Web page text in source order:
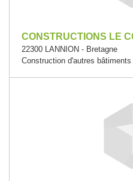
CONSTRUCTIONS LE
22300 LANNION - Bretagne
Construction d'autres bâtiments